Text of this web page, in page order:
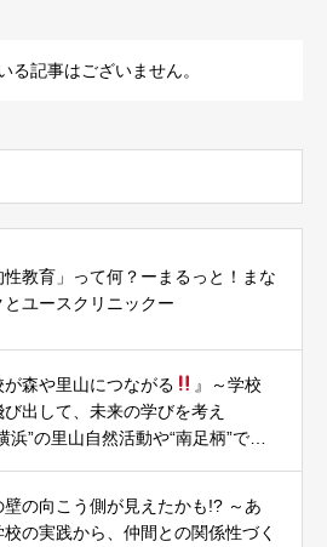
る記事はございません。
性教育」って何？ーまるっと！まな
とユースクリニックー
が森や里山につながる
』～学校
び出して、未来の学びを考え
浜”の里山自然活動や“南足柄”での
壁の向こう側が見えたかも!? ～あ
校の実践から、仲間との関係性づく